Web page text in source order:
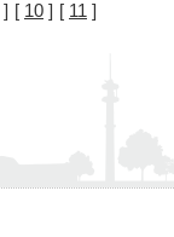
] [ 10 ] [ 11 ]